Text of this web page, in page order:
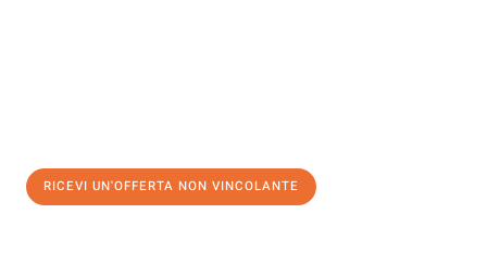
RICEVI UN'OFFERTA NON VINCOLANTE